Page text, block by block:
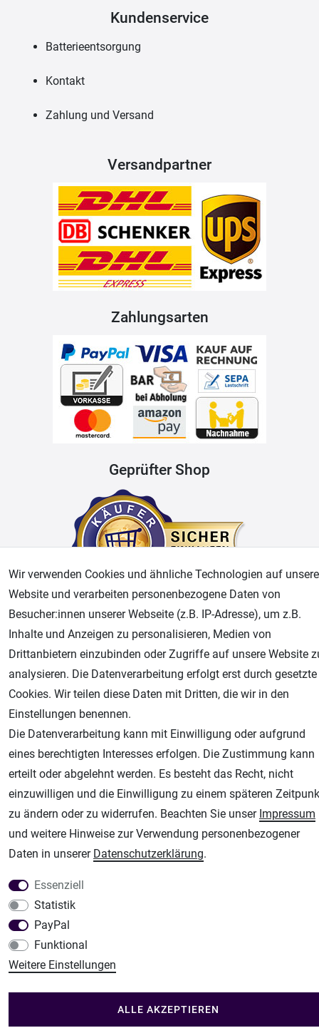
Kundenservice
Batterieentsorgung
Kontakt
Zahlung und Versand
Versandpartner
Zahlungsarten
Geprüfter Shop
AGB Widerrufsrecht Datenschutz
Unsere weiteren Shops:
Airbrush-City
Fachhandel für: Airbrushpistolen, Kompressoren, Airbrushfarben
Modellbau-City
Modellbau Shop
Plotter-City
Schneideplotter, Transferpressen, Siebdruck und Plotterfolien
Im Shop Kaufen
Küchen Zubehör - Haus/Garten - Tierbedarf
Wir verwenden Cookies und ähnliche Technologien auf
Website und verarbeiten personenbezogene Daten von
Besucher:innen unserer Webseite (z.B. IP-Adresse), um z.B.
Inhalte und Anzeigen zu personalisieren, Medien von
Drittanbietern einzubinden oder Zugriffe auf unsere Website
analysieren. Die Datenverarbeitung erfolgt erst durch gesetzte
Cookies. Wir teilen diese Daten mit Dritten, die wir in den
Einstellungen benennen.
Die Datenverarbeitung kann mit Einwilligung oder aufgrund
eines berechtigten Interesses erfolgen. Die Zustimmung kann
erteilt oder abgelehnt werden. Es besteht das Recht, nicht
einzuwilligen und die Einwilligung zu einem späteren
zu ändern oder zu widerrufen. Beachten Sie unser Impressum
und weitere Hinweise zur Verwendung personenbezogener
Daten in unserer Daten­schutz­erklärung.
Essenziell
Statistik
PayPal
Funktional
Weitere Einstellungen
ALLE AKZEPTIEREN